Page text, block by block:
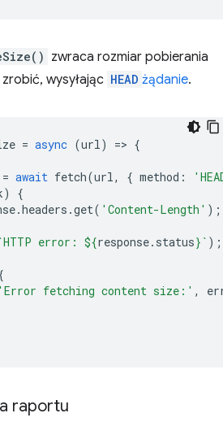
zwraca rozmiar pobierania
wysyłając HEAD żądanie.
= async (url) => {
= await fetch(url, { method :
)
{
.headers .get( 'Content-Length' );
`HTTP error: ${response. status} ` );
'Error fetching content size:' ,
raportu